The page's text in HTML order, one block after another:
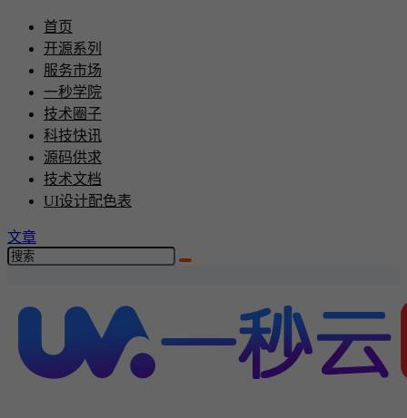
首页
开源系列
服务市场
一秒学院
技术圈子
科技快讯
源码供求
技术文档
UI设计配色表
文章